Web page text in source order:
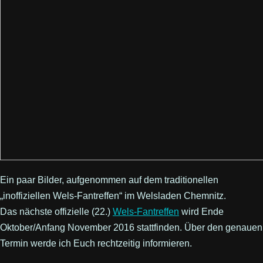
Ein paar Bilder, aufgenommen auf dem traditionellen
„inoffiziellen Wels-Fantreffen“ im Welsladen Chemnitz.
Das nächste offizielle (22.) Wels-Fantreffen wird Ende
Oktober/Anfang November 2016 stattfinden. Über den genauen
Termin werde ich Euch rechtzeitig informieren.